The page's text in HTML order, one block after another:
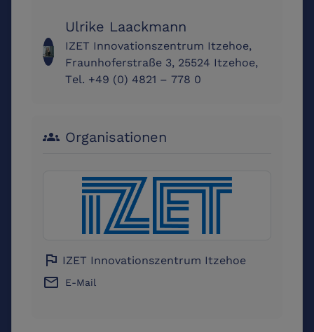
Ulrike Laackmann
IZET Innovationszentrum Itzehoe,
Fraunhoferstraße 3, 25524 Itzehoe,
Tel. +49 (0) 4821 – 778 0
groups Organisationen
flag IZET Innovationszentrum Itzehoe
email E-Mail